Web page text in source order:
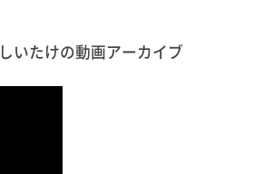
しいたけの動画アーカイブ